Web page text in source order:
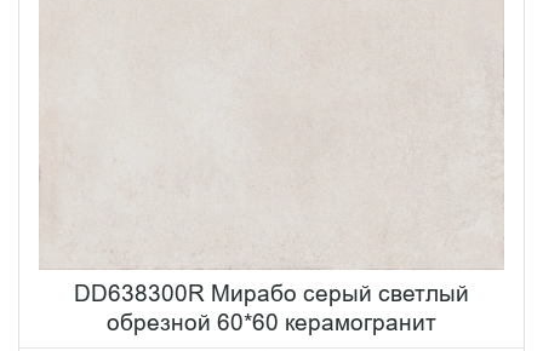
DD638300R Мирабо серый светлый
обрезной 60*60 керамогранит